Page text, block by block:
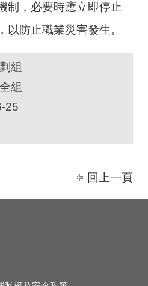
制，必要時應立即停止
防止職業災害發生。
組
組
25
回上一頁